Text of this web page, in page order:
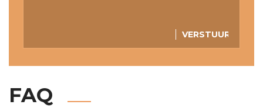
FAQ